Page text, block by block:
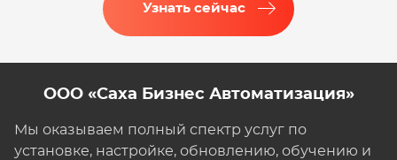
Узнать сейчас
ООО «Саха Бизнес Автоматизация»
Мы оказываем полный спектр услуг по
установке, настройке, обновлению, обучению и